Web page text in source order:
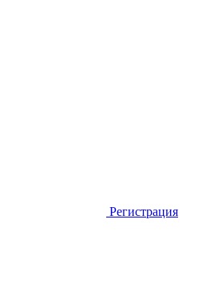
Регистрация